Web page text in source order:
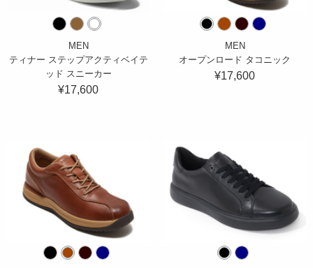
MEN
ティナー ステップアクティベイテ
ッド スニーカー
¥17,600
MEN
オープンロード タコニック
¥17,600